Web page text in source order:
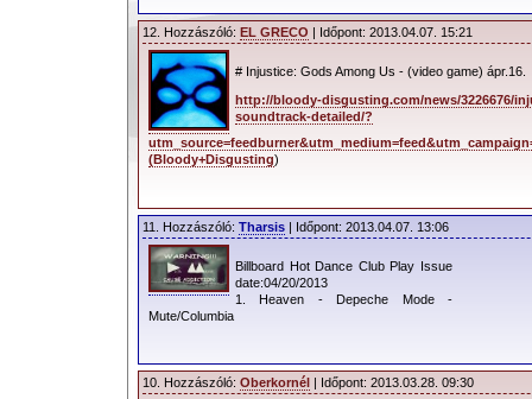
12. Hozzászóló: EL GRECO | Időpont: 2013.04.07. 15:21
# Injustice: Gods Among Us - (video game) ápr.16.
http://bloody-disgusting.com/news/3226676/
soundtrack-detailed/?
(Bloody+Disgusting)
11. Hozzászóló: Tharsis | Időpont: 2013.04.07. 13:06
Billboard Hot Dance Club Play Issue
date:04/20/2013
1. Heaven - Depeche Mode -
Mute/Columbia
10. Hozzászóló: Oberkornél | Időpont: 2013.03.28. 09:30